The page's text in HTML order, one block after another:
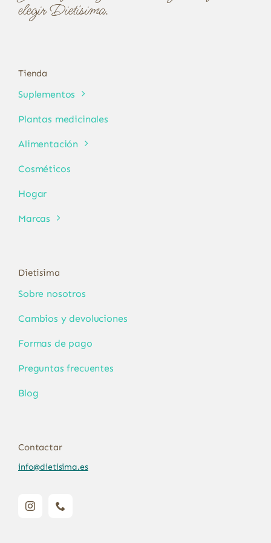
elegir Dietísima.
Tienda
Suplementos
Plantas medicinales
Alimentación
Cosméticos
Hogar
Marcas
Dietisima
Sobre nosotros
Cambios y devoluciones
Formas de pago
Preguntas frecuentes
Blog
Contactar
info@dietisima.es